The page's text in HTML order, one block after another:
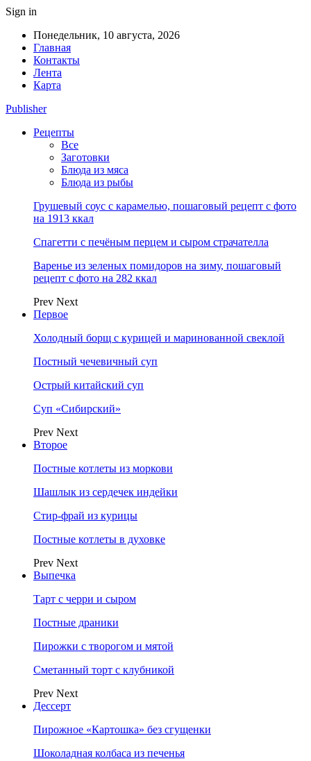
Sign in
Понедельник, 10 августа, 2026
Главная
Контакты
Лента
Карта
Publisher
Рецепты
Все
Заготовки
Блюда из мяса
Блюда из рыбы
Грушевый соус с карамелью, пошаговый рецепт с фото
на 1913 ккал
Спагетти с печёным перцем и сыром страчателла
Варенье из зеленых помидоров на зиму, пошаговый
рецепт с фото на 282 ккал
Prev Next
Первое
Холодный борщ с курицей и маринованной свеклой
Постный чечевичный суп
Острый китайский суп
Суп «Сибирский»
Prev Next
Второе
Постные котлеты из моркови
Шашлык из сердечек индейки
Стир-фрай из курицы
Постные котлеты в духовке
Prev Next
Выпечка
Тарт с черри и сыром
Постные драники
Пирожки с творогом и мятой
Сметанный торт с клубникой
Prev Next
Дессерт
Пирожное «Картошка» без сгущенки
Шоколадная колбаса из печенья